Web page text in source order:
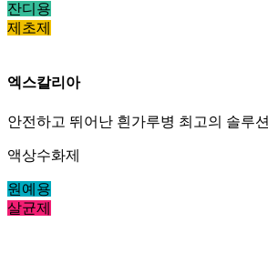
잔디용
제초제
엑스칼리아
안전하고 뛰어난 흰가루병 최고의 솔루션
액상수화제
원예용
살균제